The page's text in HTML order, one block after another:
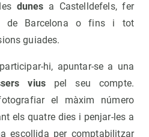
dunes a Castelldefels, fer
Barcelona o fins i tot
guiades.
hi, apuntar-se a una
vius pel seu compte.
el màxim número
els quatre dies i penjar-les a
escollida per comptabilitzar